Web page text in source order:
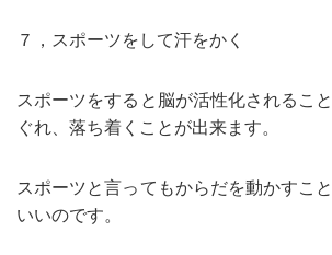
７，スポーツをして汗をかく
スポーツをすると脳が活性化されるこ
ぐれ、落ち着くことが出来ます。
スポーツと言ってもからだを動かすこ
いいのです。